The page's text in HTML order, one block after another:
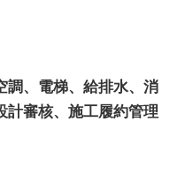
調、電梯、給排水、消
計審核、施工履約管理